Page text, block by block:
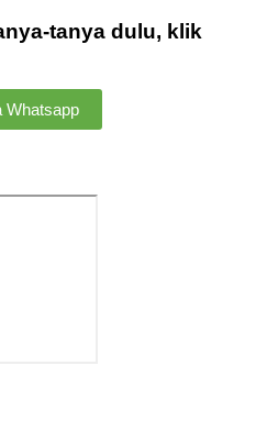
tanya dulu, klik
Whatsapp